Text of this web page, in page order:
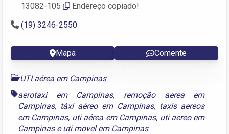
13082-105
Endereço copiado!
(19) 3246-2550
Mapa Comente
UTI aérea em Campinas
aerotaxi em Campinas, remoção aerea em
Campinas, táxi aéreo em Campinas, taxis aereos
em Campinas, uti aérea em Campinas, uti aereo em
Campinaseuti movel em Campinas